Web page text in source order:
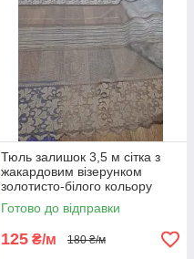
Тюль залишок 3,5 м сітка з
жакардовим візерунком
золотисто-білого кольору
Готово до відправки
125 ₴/м 180 ₴/м